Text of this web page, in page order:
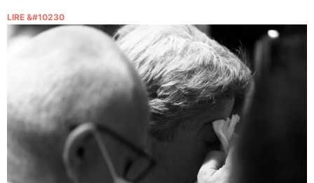
LIRE &#10230